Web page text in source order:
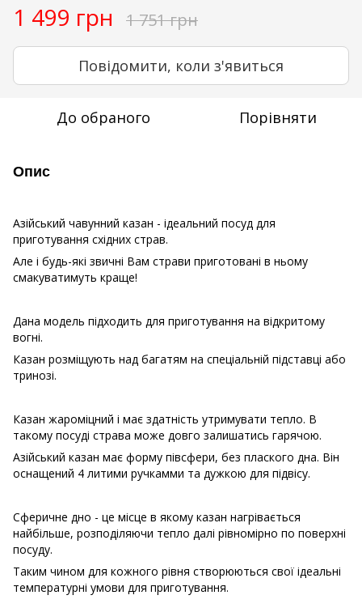
1 499 грн 1 751 грн
Повідомити, коли з'явиться
До обраного Порівняти
Опис
Азійський чавунний казан - ідеальний посуд для
приготування східних страв.
Але і будь-які звичні Вам страви приготовані в ньому
смакуватимуть краще!
Дана модель підходить для приготування на відкритому
вогні.
Казан розміщують над багатям на спеціальній підставці або
тринозі.
Казан жароміцний і має здатність утримувати тепло. В
такому посуді страва може довго залишатись гарячою.
Азійський казан має форму півсфери, без плаского дна. Він
оснащений 4 литими ручкамми та дужкою для підвісу.
Сферичне дно - це місце в якому казан нагрівається
найбільше, розподіляючи тепло далі рівномірно по поверхні
посуду.
Таким чином для кожного рівня створюються свої ідеальні
температурні умови для приготування.